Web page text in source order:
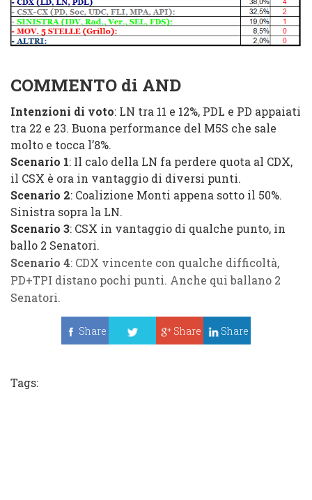
COMMENTO di AND
Intenzioni di voto: LN tra 11 e 12%, PDL e PD appaiati
tra 22 e 23. Buona performance del M5S che sale
molto e tocca l’8%.
Scenario 1: Il calo della LN fa perdere quota al CDX,
il CSX è ora in vantaggio di diversi punti.
Scenario 2: Coalizione Monti appena sotto il 50%.
Sinistra sopra la LN.
Scenario 3: CSX in vantaggio di qualche punto, in
ballo 2 Senatori.
Scenario 4: CDX vincente con qualche difficoltà,
PD+TPI distano pochi punti. Anche qui ballano 2
Senatori.
Share
Share Share
Tags: